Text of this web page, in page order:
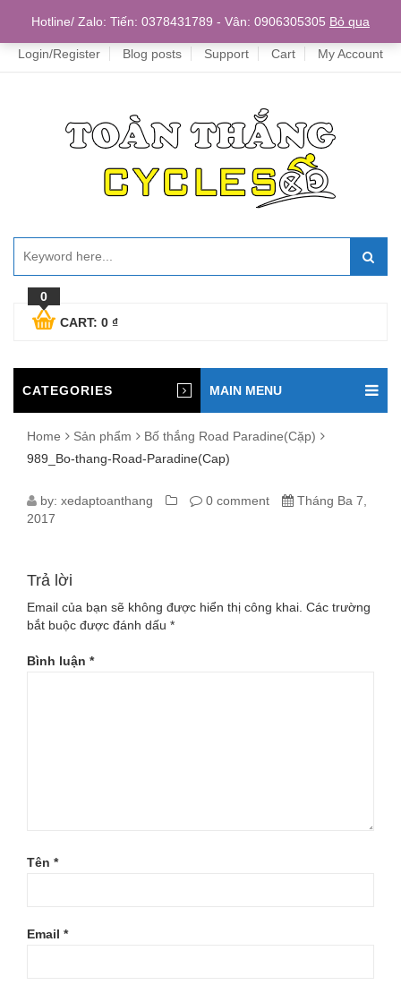
Home
Login/Register Blog posts Support Cart My Account
0
CART: 0 ₫
CATEGORIES MAIN MENU
Home Sản phẩm
Bố thắng Road Paradine(Cặp)
989_Bo-thang-Road-Paradine(Cap)
989_BO-
ROAD-
PARADINE(CAP)
by: xedaptoanthang 0 comment
Tháng Ba 7,
2017
Trả lời
Email của bạn sẽ không được hiển thị công khai. Các trường
bắt buộc được đánh dấu *
Bình luận *
Tên *
Email *
Hotline/ Zalo: Tiến: 0378431789 - Vân: 0906305305 Bỏ qua